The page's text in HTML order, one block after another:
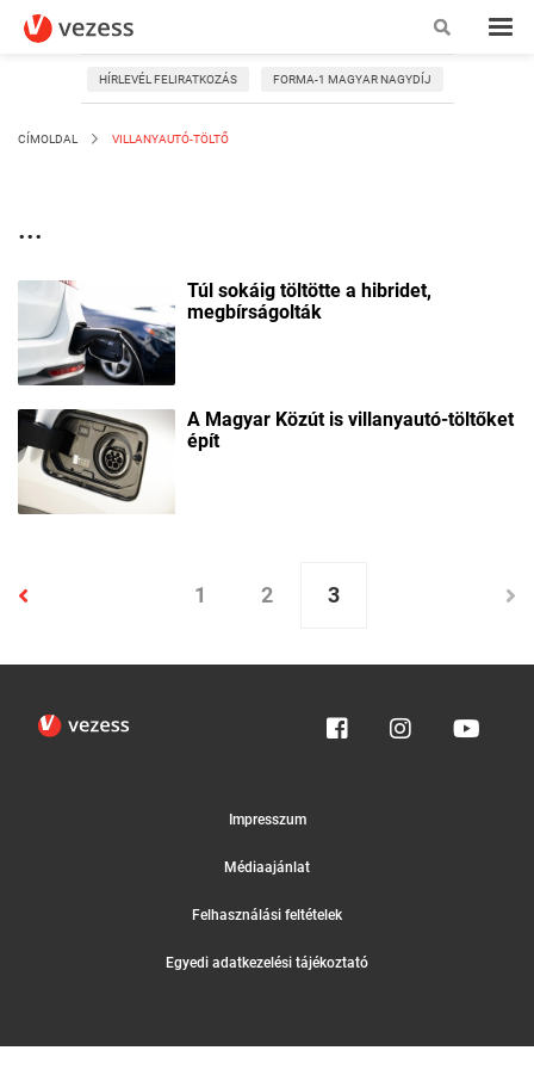
HÍRLEVÉL FELIRATKOZÁS FORMA-1 MAGYAR NAGYDÍJ
CÍMOLDAL VILLANYAUTÓ-TÖLTŐ
...
Túl sokáig töltötte a hibridet,
megbírságolták
A Magyar Közút is villanyautó-töltőket
épít
1 2 3
Impresszum
Médiaajánlat
Felhasználási feltételek
Egyedi adatkezelési tájékoztató